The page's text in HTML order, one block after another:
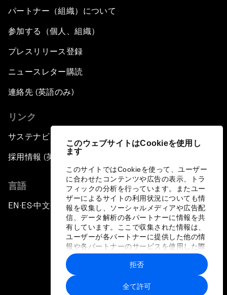
このウェブサイトはCookieを使用し
ます
このサイトではCookieを使って、ユーザー
に合わせたコンテンツや広告の表示、トラ
フィックの分析を行っています。またユー
ザーによるサイトの利用状況についても情
報を収集し、ソーシャルメディアや広告配
信、データ解析の各パートナーに情報を共
有しています。ここで収集された情報は、
ユーザーが各パートナーに提供した他の情
報や各パートナーのサービスを使用した際
に収集された情報と組み合わされ、各パー
トナーによって使用されることがありま
す。
全て許可
拒否
Issue Briefing: European Political Outlook
Dragon Science
Amplifying Human Potential
The Race towards Smart Mobility
One Belt, One Road: The Global Implications
Climate's Next Frontier
Leading the Energy Transition
Editing Humans
Towards Humane Cities
China's New Age of Entertainment
パートナー（組織）について
参加する（個人、組織）
プレスリリース登録
ニュースレター購読
連絡先 (英語のみ)
リンク
サステナビリティへの取り組み
採用情報 (英語のみ)
言語
EN ▪ES▪中文▪ 日本語
プライバシーポリシーと利用規約
サイトマップ